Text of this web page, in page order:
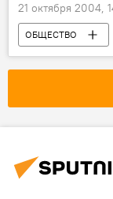
21 октября 2004,
ОБЩЕСТВО